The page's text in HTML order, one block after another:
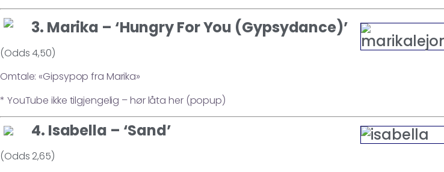
3. Marika – ‘Hungry For You (Gypsydance)’
(Odds 4,50)
Omtale: «Gipsypop fra Marika»
* YouTube ikke tilgjengelig – hør låta her (popup)
4. Isabella – ‘Sand’
(Odds 2,65)